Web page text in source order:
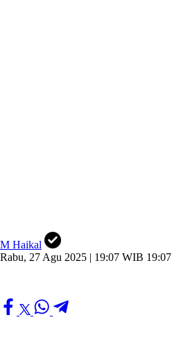
M Haikal
Rabu, 27 Agu 2025 | 19:07 WIB 19:07